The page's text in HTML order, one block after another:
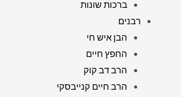
ברכות שונות
רבנים
הבן איש חי
החפץ חיים
הרב דב קוק
הרב חיים קנייבסקי